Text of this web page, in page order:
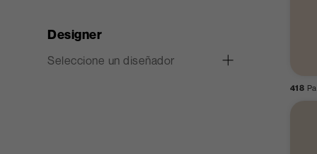
Designer
Seleccione un diseñador
Giulio 418